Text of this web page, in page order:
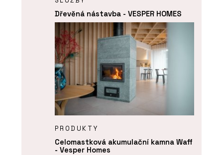
Dřevěná nástavba - VESPER HOMES
PRODUKTY
Celomastková akumulační kamna Waff
- Vesper Homes